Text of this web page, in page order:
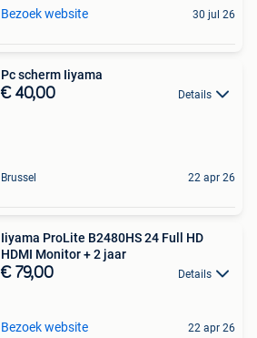
Bezoek website 30 jul 26
Pc scherm Iiyama
€ 40,00 Details
Brussel 22 apr 26
Iiyama ProLite B2480HS 24 Full HD
HDMI Monitor + 2 jaar
€ 79,00 Details
Bezoek website 22 apr 26